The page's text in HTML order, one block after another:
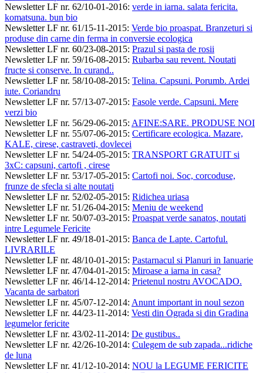
Newsletter LF nr. 62/10-01-2016: verde in iarna. salata fericita.
komatsuna. bun bio
Newsletter LF nr. 61/15-11-2015: Verde bio proaspat. Branzeturi si
produse din carne din ferma in conversie ecologica
Newsletter LF nr. 60/23-08-2015: Prazul si pasta de rosii
Newsletter LF nr. 59/16-08-2015: Rubarba sau revent. Noutati
fructe si conserve. In curand..
Newsletter LF nr. 58/10-08-2015: Telina. Capsuni. Porumb. Ardei
iute. Coriandru
Newsletter LF nr. 57/13-07-2015: Fasole verde. Capsuni. Mere
verzi bio
Newsletter LF nr. 56/29-06-2015: AFINE:SARE. PRODUSE NOI
Newsletter LF nr. 55/07-06-2015: Certificare ecologica. Mazare,
KALE, cirese, castraveti, dovlecei
Newsletter LF nr. 54/24-05-2015: TRANSPORT GRATUIT si
3xC: capsuni, cartofi , cirese
Newsletter LF nr. 53/17-05-2015: Cartofi noi. Soc, corcoduse,
frunze de sfecla si alte noutati
Newsletter LF nr. 52/02-05-2015: Ridichea uriasa
Newsletter LF nr. 51/26-04-2015: Meniu de weekend
Newsletter LF nr. 50/07-03-2015: Proaspat verde sanatos, noutati
intre Legumele Fericite
Newsletter LF nr. 49/18-01-2015: Banca de Lapte. Cartoful.
LIVRARILE
Newsletter LF nr. 48/10-01-2015: Pastarnacul si Planuri in Ianuarie
Newsletter LF nr. 47/04-01-2015: Miroase a iarna in casa?
Newsletter LF nr. 46/14-12-2014: Prietenul nostru AVOCADO.
Vacanta de sarbatori
Newsletter LF nr. 45/07-12-2014: Anunt important in noul sezon
Newsletter LF nr. 44/23-11-2014: Vesti din Ograda si din Gradina
legumelor fericite
Newsletter LF nr. 43/02-11-2014: De gustibus..
Newsletter LF nr. 42/26-10-2014: Culegem de sub zapada...ridiche
de luna
Newsletter LF nr. 41/12-10-2014: NOU la LEGUME FERICITE